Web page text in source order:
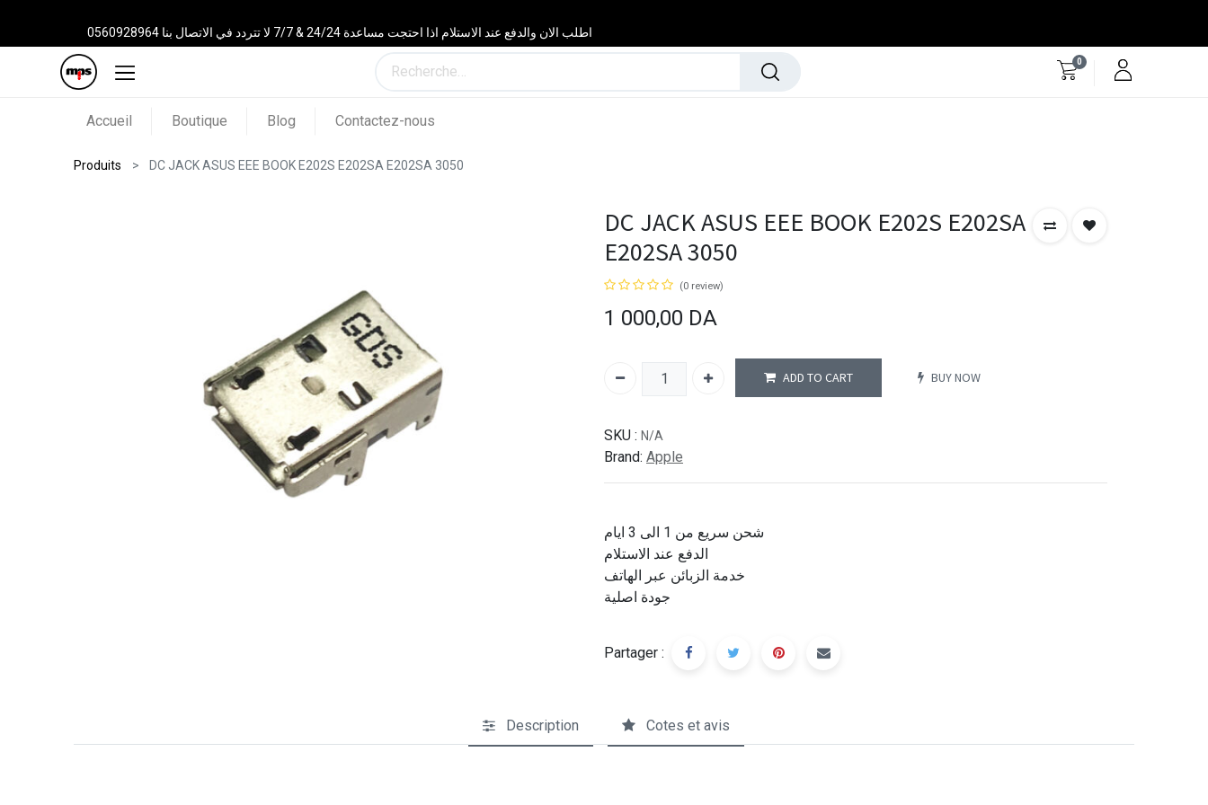
اطلب الان والدفع عند الاستلام اذا احتجت مساعدة 24/24 & 7/7 لا تتردد في الاتصال بنا 0560928964
0
Accueil Boutique Blog Contactez-nous
Produits DC JACK ASUS EEE BOOK E202S E202SA E202SA 3050
DC JACK ASUS EEE BOOK E202S E202SA
E202SA 3050
(0 review)
1 000,00 DA
ADD TO CART BUY NOW
SKU : N/A
Brand: Apple
شحن سريع من 1 الى 3 ايام
الدفع عند الاستلام
خدمة الزبائن عبر الهاتف
جودة اصلية
Partager :
Description Cotes et avis